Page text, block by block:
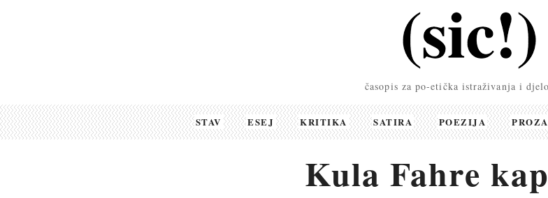
časopis za po-etička istraživanja i
STAV ESEJ KRITIKA SATIRA POEZIJA PROZA
Kula Fahre